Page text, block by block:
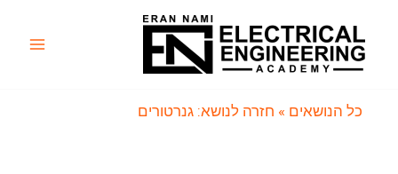
כל הנושאים » חזרה לנושא: גנרטורים